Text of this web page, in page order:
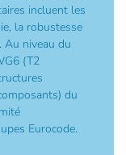
incluent les
la robustesse
Au niveau du
(T2
du
Eurocode.